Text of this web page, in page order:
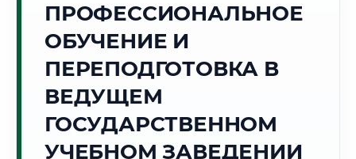
2026 г.
Погода в г. Уфа:🌫️ +20°C,Туман
🌅 Восход: 05:40
📍 Региональная справка
ПРОФЕССИОНАЛЬНОЕ
ОБУЧЕНИЕ И
ПЕРЕПОДГОТОВКА В
ВЕДУЩЕМ
ГОСУДАРСТВЕННОМ
УЧЕБНОМ ЗАВЕДЕНИИ